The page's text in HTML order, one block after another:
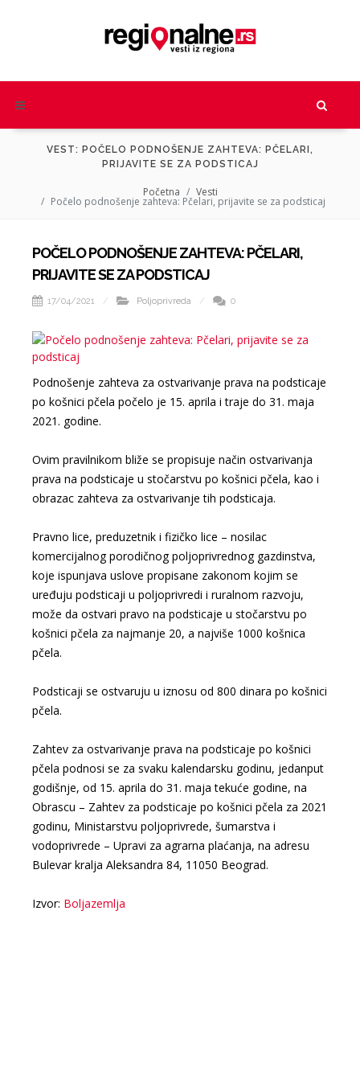
VEST: POČELO PODNOŠENJE ZAHTEVA: PČELARI,
PRIJAVITE SE ZA PODSTICAJ
Početna Vesti
Počelo podnošenje zahteva: Pčelari, prijavite se za podsticaj
POČELO PODNOŠENJE ZAHTEVA: PČELARI,
PRIJAVITE SE ZA PODSTICAJ
17/04/2021 Poljoprivreda 0
Podnošenje zahteva za ostvarivanje prava na podsticaje
po košnici pčela počelo je 15. aprila i traje do 31. maja
2021. godine.
Ovim pravilnikom bliže se propisuje način ostvarivanja
prava na podsticaje u stočarstvu po košnici pčela, kao i
obrazac zahteva za ostvarivanje tih podsticaja.
Pravno lice, preduzetnik i fizičko lice – nosilac
komercijalnog porodičnog poljoprivrednog gazdinstva,
koje ispunjava uslove propisane zakonom kojim se
uređuju podsticaji u poljoprivredi i ruralnom razvoju,
može da ostvari pravo na podsticaje u stočarstvu po
košnici pčela za najmanje 20, a najviše 1000 košnica
pčela.
Podsticaji se ostvaruju u iznosu od 800 dinara po košnici
pčela.
Zahtev za ostvarivanje prava na podsticaje po košnici
pčela podnosi se za svaku kalendarsku godinu, jedanput
godišnje, od 15. aprila do 31. maja tekuće godine, na
Obrascu – Zahtev za podsticaje po košnici pčela za 2021
godinu, Ministarstvu poljoprivrede, šumarstva i
vodoprivrede – Upravi za agrarna plaćanja, na adresu
Bulevar kralja Aleksandra 84, 11050 Beograd.
Izvor: Boljazemlja